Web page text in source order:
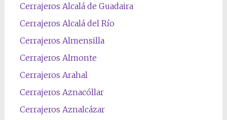
Cerrajeros Alcalá de Guadaira
Cerrajeros Alcalá del Río
Cerrajeros Almensilla
Cerrajeros Almonte
Cerrajeros Arahal
Cerrajeros Aznacóllar
Cerrajeros Aznalcázar